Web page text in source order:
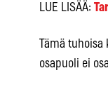
LUE LISÄÄ:
Tämä tuhoisa
osapuoli ei